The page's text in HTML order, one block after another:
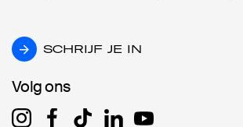
SCHRIJF JE IN
SCHRIJF JE IN
Volg ons
Volg ons